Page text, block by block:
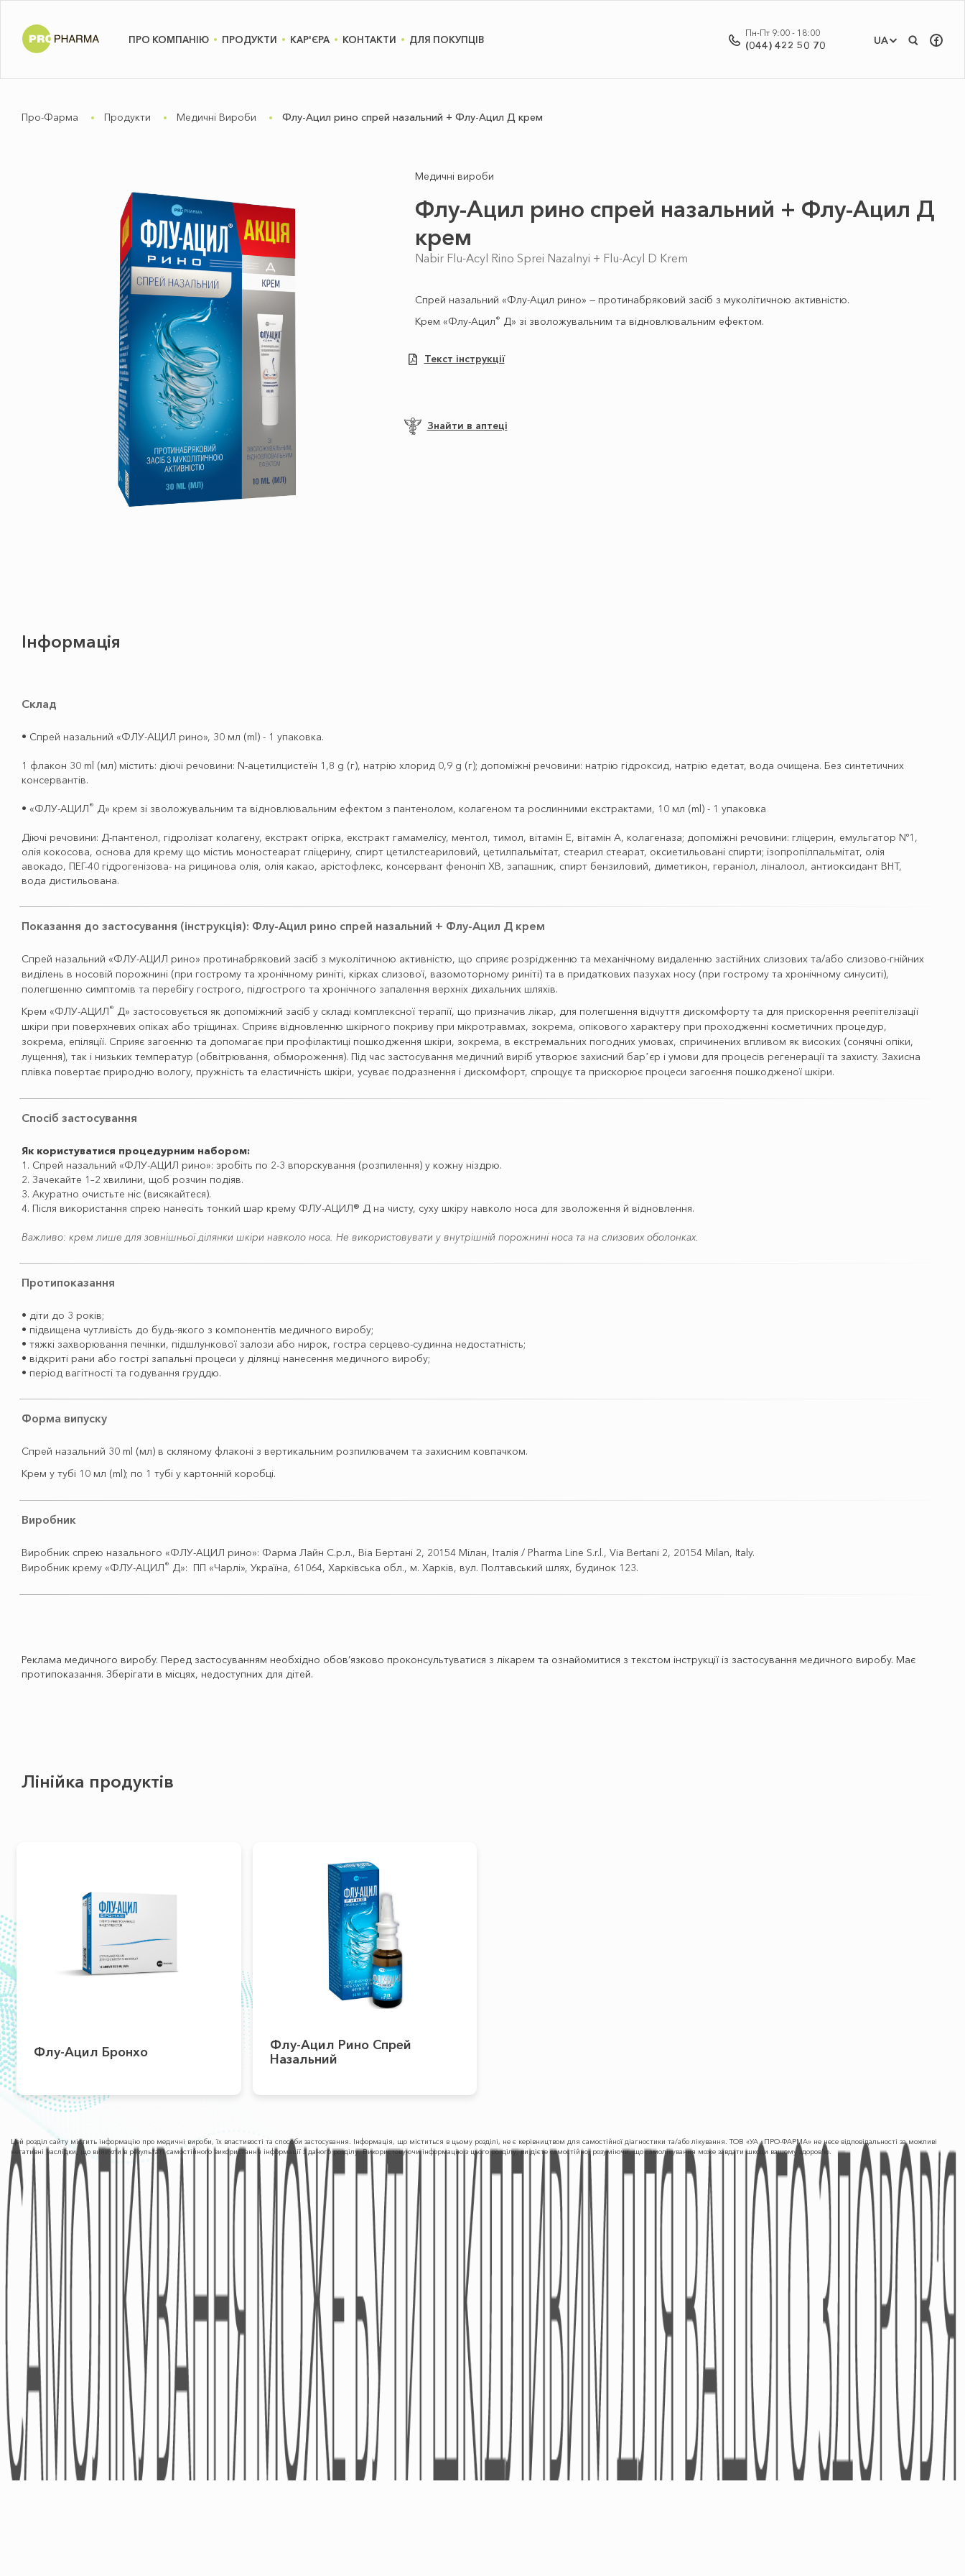
ПРО КОМПАНІЮ ПРОДУКТИ КАР'ЄРА КОНТАКТИ ДЛЯ ПОКУПЦІВ
Пн-Пт 9:00 - 18:00
(044) 422 50 70 UA
Про-Фарма Продукти Медичні Вироби Флу-Ацил рино спрей назальний + Флу-Ацил Д крем
Медичні вироби
Флу-Ацил рино спрей назальний + Флу-Ацил Д
крем
Nabir Flu-Acyl Rino Sprei Nazalnyi + Flu-Acyl D Krem
Спрей назальний «Флу-Ацил рино» — протинабряковий засіб з муколітичною активністю.
Крем «Флу-Ацил® Д» зі зволожувальним та відновлювальним ефектом.
Текст інструкції
Знайти в аптеці
Інформація
Склад
• Спрей назальний «ФЛУ-АЦИЛ рино», 30 мл (ml) - 1 упаковка.
1 флакон 30 ml (мл) містить: діючі речовини: N-ацетилцистеїн 1,8 g (г), натрію хлорид 0,9 g (г); допоміжні речовини: натрію гідроксид, натрію едетат, вода очищена. Без синтетичних
консервантів.
• «ФЛУ-АЦИЛ® Д» крем зі зволожувальним та відновлювальним ефектом з пантенолом, колагеном та рослинними екстрактами, 10 мл (ml) - 1 упаковка
Діючі речовини: Д-пантенол, гідролізат колагену, екстракт огірка, екстракт гамамелісу, ментол, тимол, вітамін Е, вітамін А, колагеназа; допоміжні речовини: гліцерин, емульгатор Nº1,
олія кокосова, основа для крему що містиь моностеарат гліцерину, спирт цетилстеариловий, цетилпальмітат, стеарил стеарат, оксиетильовані спирти; ізопропілпальмітат, олія
авокадо, ПЕГ-40 гідрогенізова- на рицинова олія, олія какао, арістофлекс, консервант феноніп ХВ, запашник, спирт бензиловий, диметикон, гераніол, ліналоол, антиоксидант ВНТ,
вода дистильована.
Показання до застосування (інструкція): Флу-Ацил рино спрей назальний + Флу-Ацил Д крем
Cпрей назальний «ФЛУ-АЦИЛ рино» протинабряковий засіб з муколітичною активністю, що сприяє розрідженню та механічному видаленню застійних слизових та/або слизово-гнійних
виділень в носовій порожнині (при гострому та хронічному риніті, кірках слизової, вазомоторному риніті) та в придаткових пазухах носу (при гострому та хронічному синуситі),
полегшенню симптомів та перебігу гострого, підгострого та хронічного запалення верхніх дихальних шляхів.
Крем «ФЛУ-АЦИЛ® Д» застосовується як допоміжний засіб у складі комплексної терапії, що призначив лікар, для полегшення відчуття дискомфорту та для прискорення реепітелізації
шкіри при поверхневих опіках або тріщинах. Сприяє відновленню шкірного покриву при мікротравмах, зокрема, опікового характеру при проходженні косметичних процедур,
зокрема, епіляції. Сприяє загоєнню та допомагає при профілактиці пошкодження шкіри, зокрема, в екстремальних погодних умовах, спричинених впливом як високих (сонячні опіки,
лущення), так і низьких температур (обвітрювання, обмороження). Під час застосування медичний виріб утворює захисний барʼєр і умови для процесів регенерації та захисту. Захисна
плівка повертає природню вологу, пружність та еластичність шкіри, усуває подразнення і дискомфорт, спрощує та прискорює процеси загоєння пошкодженої шкіри.
Спосіб застосування
Як користуватися процедурним набором:
1. Спрей назальний «ФЛУ-АЦИЛ рино»: зробіть по 2-3 впорскування (розпилення) у кожну ніздрю.
2. Зачекайте 1–2 хвилини, щоб розчин подіяв.
3. Акуратно очистьте ніс (висякайтеся).
4. Після використання спрею нанесіть тонкий шар крему ФЛУ-АЦИЛ® Д на чисту, суху шкіру навколо носа для зволоження й відновлення.
Важливо: крем лише для зовнішньої ділянки шкіри навколо носа. Не використовувати у внутрішній порожнині носа та на слизових оболонках.
Протипоказання
• діти до 3 років;
• підвищена чутливість до будь-якого з компонентів медичного виробу;
• тяжкі захворювання печінки, підшлункової залози або нирок, гостра серцево-судинна недостатність;
• відкриті рани або гострі запальні процеси у ділянці нанесення медичного виробу;
• період вагітності та годування груддю.
Форма випуску
Спрей назальний 30 ml (мл) в скляному флаконі з вертикальним розпилювачем та захисним ковпачком.
Крем у тубі 10 мл (ml); по 1 тубі у картонній коробці.
Виробник
Виробник спрею назального «ФЛУ-АЦИЛ рино»: Фарма Лайн С.р.л., Віа Бертані 2, 20154 Мілан, Італія / Pharma Line S.r.l., Via Bertani 2, 20154 Milan, Italy.
Виробник крему «ФЛУ-АЦИЛ® Д»: ПП «Чарлі», Україна, 61064, Харківська обл., м. Харків, вул. Полтавський шлях, будинок 123.
Реклама медичного виробу. Перед застосуванням необхідно обов’язково проконсультуватися з лікарем та ознайомитися з текстом інструкції із застосування медичного виробу. Має
протипоказання. Зберігати в місцях, недоступних для дітей.
Лінійка продуктів
Флу-Ацил Бронхо
Флу-Ацил Рино Спрей
Назальний
Цей розділ сайту містить інформацію про медичні вироби, їх властивості та способи застосування. Інформація, що міститься в цьому розділі, не є керівництвом для самостійної діагностики та/або лікування. ТОВ «УА «ПРО-ФАРМА» не несе відповідальності за можливі
негативні наслідки, що виникли в результаті самостійного використання інформації з даного розділу. Використовуючи інформацію з цього розділу, ви дієте самостійно, розуміючи, що самолікування може завдати шкоди вашому здоров'ю.
ПРО КОМПАНІЮ
Фармаконагляд
Напрямки Діяльності
Фінансова Звітність
ПРОДУКЦІЯ
Безрецептурні Лікарські
Засоби
Рецептурні Лікарські
Засоби
Медичні Вироби
Дієтичні Добавки
Космецевтіка
Академія
Медпредставника
ПРЕС-ЦЕНТР КОНТАКТИ
© ТОВ «УА «ПРО-ФАРМА» 2005-2026 - Усі права захищено.